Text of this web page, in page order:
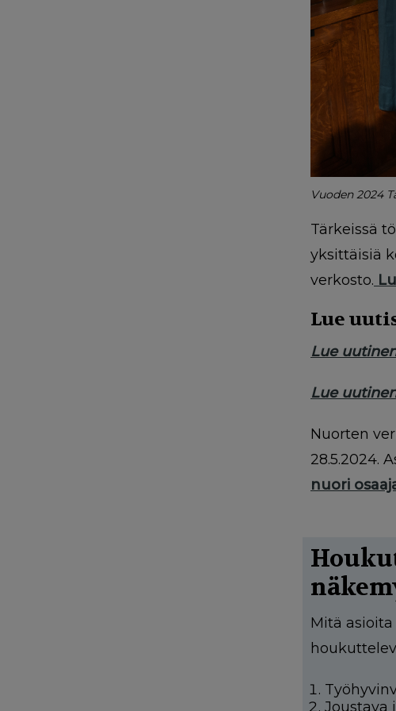
Vuoden 2024
Tärkeissä
yksittäisiä
verkosto.
Lue
Lue
Lue
Nuorten
28.5.2024.
nuori
Mitä
Joustava